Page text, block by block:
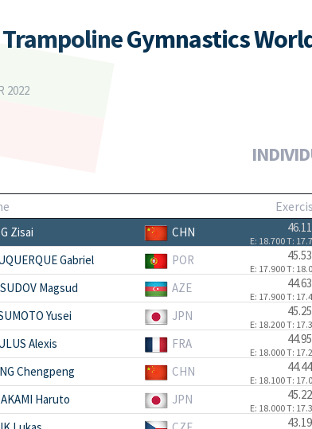
Gymnastics
2022
Zisai CHN
E: 18.700T:
Gabriel POR
E: 17.900T:
Magsud AZE
E: 17.900T:
Yusei JPN
E: 18.200T:
Alexis FRA
E: 18.000T:
Chengpeng CHN
E: 18.100T:
Haruto JPN
E: 18.000T: